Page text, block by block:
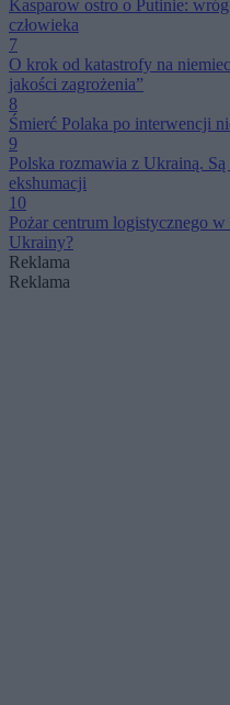
Kasparow ostro o Putinie:
człowieka
7
O krok od katastrofy na
jakości zagrożenia”
8
Śmierć Polaka po interwencji
9
Polska rozmawia z Ukrainą.
ekshumacji
10
Pożar centrum logistycznego
Ukrainy?
Reklama
Reklama